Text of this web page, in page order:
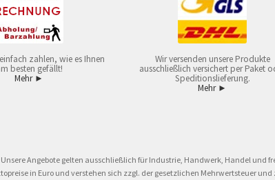
zahlen, wie es Ihnen
besten gefällt!
Mehr ►
Wir versenden unsere Produkte
ausschließlich versichert per Paket
Speditionslieferung.
Mehr ►
Angebote gelten ausschließlich für Industrie, Handwerk, Handel und
in Euro und verstehen sich zzgl. der gesetzlichen Mehrwertsteuer